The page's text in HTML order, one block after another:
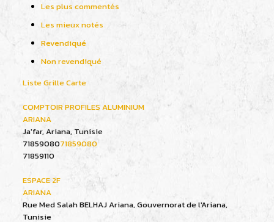
Les plus commentés
Les mieux notés
Revendiqué
Non revendiqué
ListeGrilleCarte
COMPTOIR PROFILES ALUMINIUM
ARIANA
Ja'far, Ariana, Tunisie
7185908071859080
71859110
ESPACE 2F
ARIANA
Rue Med Salah BELHAJ Ariana, Gouvernorat de l'Ariana,
Tunisie